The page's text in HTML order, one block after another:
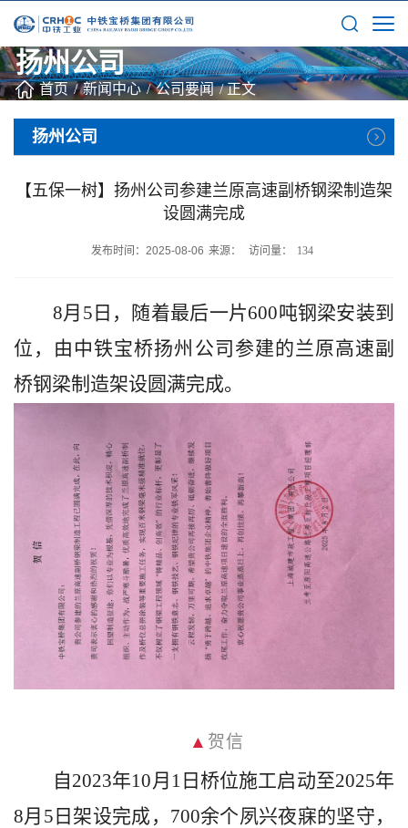
扬州公司
首页 / 新闻中心 / 公司要闻 /正文
扬州公司
【五保一树】扬州公司参建兰原高速副桥钢梁制造架
设圆满完成
发布时间：2025-08-06 来源： 访问量： 134
8月5日，随着最后一片600吨钢梁安装到
位，由中铁宝桥扬州公司参建的兰原高速副
桥钢梁制造架设圆满完成。
▲ 贺信
自2023年10月1日桥位施工启动至2025年
8月5日架设完成，700余个夙兴夜寐的坚守，